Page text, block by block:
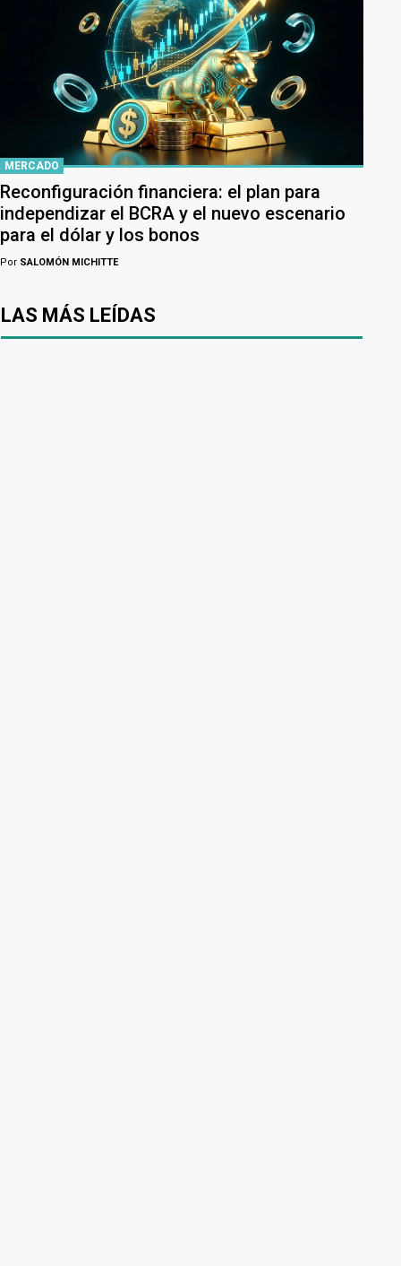
MERCADO
Reconfiguración financiera: el plan para
independizar el BCRA y el nuevo escenario
para el dólar y los bonos
Por SALOMÓN MICHITTE
LAS MÁS LEÍDAS